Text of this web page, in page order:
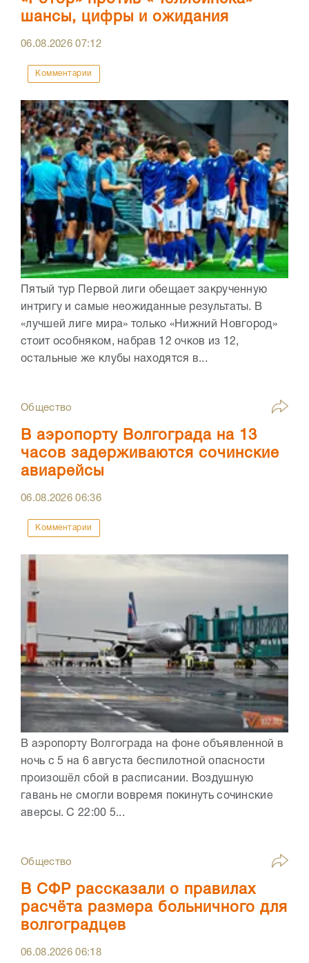
шансы, цифры и ожидания
06.08.202607:12
Комментарии
Пятый тур Первой лиги обещает закрученную
интригу и самые неожиданные результаты. В
«лучшей лиге мира» только «Нижний Новгород»
стоит особняком, набрав 12 очков из 12,
остальные же клубы находятся в...
Общество
В аэропорту Волгограда на 13
часов задерживаются сочинские
авиарейсы
06.08.202606:36
Комментарии
В аэропорту Волгограда на фоне объявленной в
ночь с 5 на 6 августа беспилотной опасности
произошёл сбой в расписании. Воздушную
гавань не смогли вовремя покинуть сочинские
аверсы. С 22:00 5...
Общество
В СФР рассказали о правилах
расчёта размера больничного для
волгоградцев
06.08.202606:18